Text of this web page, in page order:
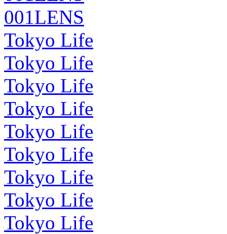
001LENS
Tokyo Life
Tokyo Life
Tokyo Life
Tokyo Life
Tokyo Life
Tokyo Life
Tokyo Life
Tokyo Life
Tokyo Life